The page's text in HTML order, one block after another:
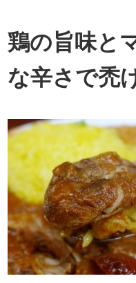
鶏の旨味と
な辛さで禿